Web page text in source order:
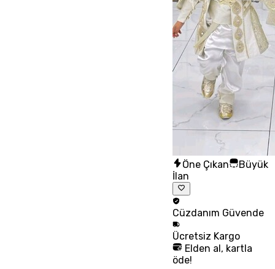
Öne Çıkan
Büyük
İlan
Cüzdanım Güvende
Ücretsiz Kargo
Elden al, kartla
öde!